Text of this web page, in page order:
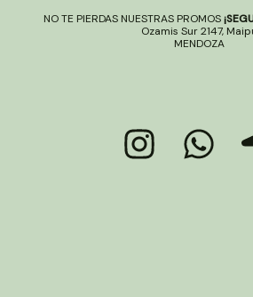
NO TE PIERDAS NUESTRAS PROMOS
Ozamis Sur 2147,
MENDOZA